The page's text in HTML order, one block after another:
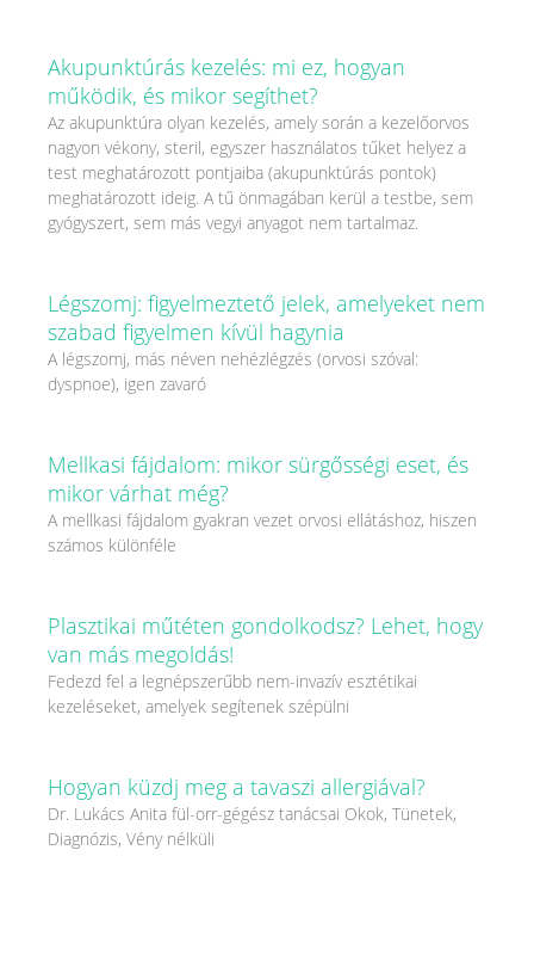
Akupunktúrás kezelés: mi ez, hogyan
működik, és mikor segíthet?
Az akupunktúra olyan kezelés, amely során a kezelőorvos
nagyon vékony, steril, egyszer használatos tűket helyez a
test meghatározott pontjaiba (akupunktúrás pontok)
meghatározott ideig. A tű önmagában kerül a testbe, sem
gyógyszert, sem más vegyi anyagot nem tartalmaz.
Légszomj: figyelmeztető jelek, amelyeket nem
szabad figyelmen kívül hagynia
A légszomj, más néven nehézlégzés (orvosi szóval:
dyspnoe), igen zavaró
Mellkasi fájdalom: mikor sürgősségi eset, és
mikor várhat még?
A mellkasi fájdalom gyakran vezet orvosi ellátáshoz, hiszen
számos különféle
Plasztikai műtéten gondolkodsz? Lehet, hogy
van más megoldás!
Fedezd fel a legnépszerűbb nem-invazív esztétikai
kezeléseket, amelyek segítenek szépülni
Hogyan küzdj meg a tavaszi allergiával?
Dr. Lukács Anita fül-orr-gégész tanácsai Okok, Tünetek,
Diagnózis, Vény nélküli